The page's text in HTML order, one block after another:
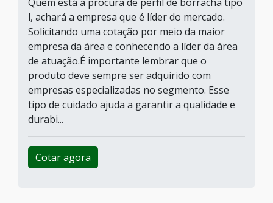
l, achará a empresa que é líder do mercado.
Solicitando uma cotação por meio da maior
empresa da área e conhecendo a líder da área
de atuação.É importante lembrar que o
produto deve sempre ser adquirido com
empresas especializadas no segmento. Esse
tipo de cuidado ajuda a garantir a qualidade e
durabi...
Cotar agora